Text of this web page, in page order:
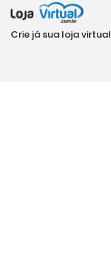
Crie já sua loja virtual